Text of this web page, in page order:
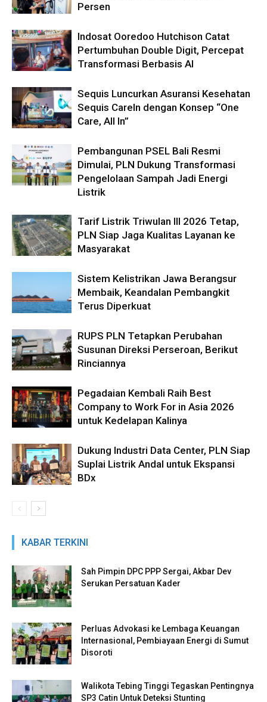
Persen
Indosat Ooredoo Hutchison Catat
Pertumbuhan Double Digit, Percepat
Transformasi Berbasis AI
Sequis Luncurkan Asuransi Kesehatan
Sequis CareIn dengan Konsep “One
Care, All In”
Pembangunan PSEL Bali Resmi
Dimulai, PLN Dukung Transformasi
Pengelolaan Sampah Jadi Energi
Listrik
Tarif Listrik Triwulan III 2026 Tetap,
PLN Siap Jaga Kualitas Layanan ke
Masyarakat
Sistem Kelistrikan Jawa Berangsur
Membaik, Keandalan Pembangkit
Terus Diperkuat
RUPS PLN Tetapkan Perubahan
Susunan Direksi Perseroan, Berikut
Rinciannya
Pegadaian Kembali Raih Best
Company to Work For in Asia 2026
untuk Kedelapan Kalinya
Dukung Industri Data Center, PLN Siap
Suplai Listrik Andal untuk Ekspansi
BDx
KABAR TERKINI
Sah Pimpin DPC PPP Sergai, Akbar Dev
Serukan Persatuan Kader
Perluas Advokasi ke Lembaga Keuangan
Internasional, Pembiayaan Energi di Sumut
Disoroti
Walikota Tebing Tinggi Tegaskan Pentingnya
SP3 Catin Untuk Deteksi Stunting